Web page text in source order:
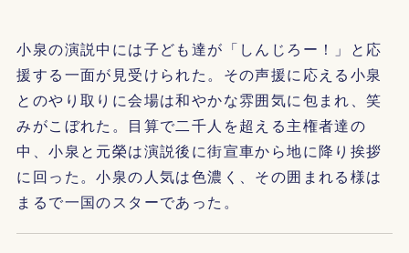
小泉の演説中には子ども達が「しんじろー！」と応
援する一面が見受けられた。その声援に応える小泉
とのやり取りに会場は和やかな雰囲気に包まれ、笑
みがこぼれた。目算で二千人を超える主権者達の
中、小泉と元榮は演説後に街宣車から地に降り挨拶
に回った。小泉の人気は色濃く、その囲まれる様は
まるで一国のスターであった。